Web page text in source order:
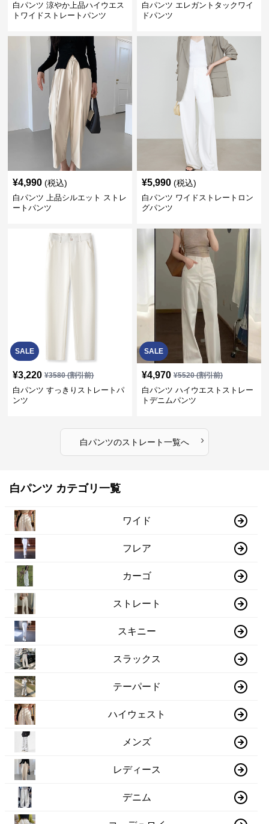
白パンツ 涼やか上品ハイウエス
トワイドストレートパンツ
白パンツ エレガントタックワイ
ドパンツ
¥4,990 (税込)
白パンツ 上品シルエット ストレ
ートパンツ
¥5,990 (税込)
白パンツ ワイドストレートロン
グパンツ
SALE
¥3,220 ¥3580(割引前)
白パンツ すっきりストレートパ
ンツ
SALE
¥4,970 ¥5520(割引前)
白パンツ ハイウエストストレー
トデニムパンツ
白パンツのストレート一覧へ ›
白パンツ カテゴリ一覧
ワイド
フレア
カーゴ
ストレート
スキニー
スラックス
テーパード
ハイウェスト
メンズ
レディース
デニム